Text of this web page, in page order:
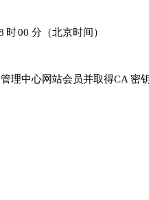
时00 分 （北京时间 ）
理中心网站会员并取得CA 密